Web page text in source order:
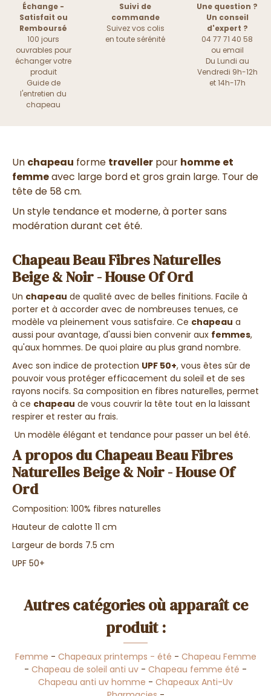
Échange -
Satisfait ou
Remboursé
100 jours
ouvrables pour
échanger votre
produit
Guide de
l'entretien du
chapeau
Suivi de
commande
Suivez vos colis
en toute sérénité
Une question ?
Un conseil
d'expert ?
04 77 71 40 58
ou email
Du Lundi au
Vendredi 9h-12h
et 14h-17h
Un chapeau forme traveller pour homme et
femmeavec large bord et gros grain large. Tour de
tête de 58 cm.
Un style tendance et moderne, à porter sans
modération durant cet été.
Chapeau Beau Fibres Naturelles
Beige & Noir - House Of Ord
Un chapeau de qualité avec de belles finitions. Facile à
porter et à accorder avec de nombreuses tenues, ce
modèle va pleinement vous satisfaire. Ce chapeau a
aussi pour avantage, d'aussi bien convenir aux femmes,
qu'aux hommes. De quoi plaire au plus grand nombre.
Avec son indice de protection UPF 50+, vous êtes sûr de
pouvoir vous protéger efficacement du soleil et de ses
rayons nocifs. Sa composition en fibres naturelles, permet
à ce chapeau de vous couvrir la tête tout en la laissant
respirer et rester au frais.
Un modèle élégant et tendance pour passer un bel été.
A propos du Chapeau Beau Fibres
Naturelles Beige & Noir - House Of
Ord
Composition: 100% fibres naturelles
Hauteur de calotte 11 cm
Largeur de bords 7.5 cm
UPF 50+
Autres catégories où apparaît ce
produit :
Femme - Chapeaux printemps - été - Chapeau Femme
- Chapeau de soleil anti uv - Chapeau femme été -
Chapeau anti uv homme - Chapeaux Anti-Uv